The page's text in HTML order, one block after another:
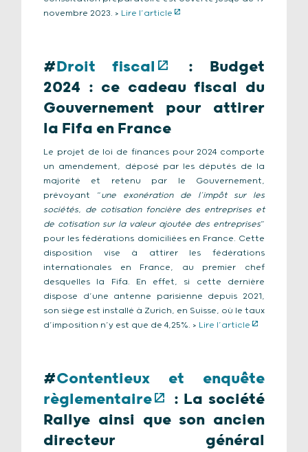
novembre 2023. > Lire l’article
#Droit fiscal
: Budget
2024 : ce cadeau fiscal du
Gouvernement pour attirer
la Fifa en France
Le projet de loi de finances pour 2024 comporte
un amendement, déposé par les députés de la
majorité et retenu par le Gouvernement,
prévoyant “une exonération de l’impôt sur les
sociétés, de cotisation foncière des entreprises et
de cotisation sur la valeur ajoutée des entreprises”
pour les fédérations domiciliées en France. Cette
disposition vise à attirer les fédérations
internationales en France, au premier chef
desquelles la Fifa. En effet, si cette dernière
dispose d’une antenne parisienne depuis 2021,
son siège est installé à Zurich, en Suisse, où le taux
d’imposition n’y est que de 4,25%. > Lire l’article
#Contentieux et enquête
règlementaire
: La société
Rallye ainsi que son ancien
directeur général